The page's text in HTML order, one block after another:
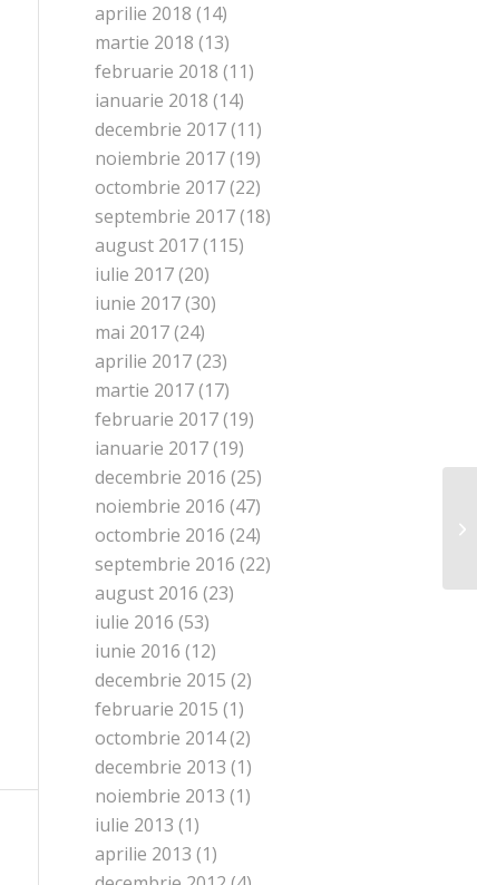
aprilie 2018 (14)
martie 2018 (13)
februarie 2018 (11)
ianuarie 2018 (14)
decembrie 2017(11)
noiembrie 2017(19)
octombrie 2017(22)
septembrie 2017(18)
august 2017(115)
iulie 2017(20)
iunie 2017(30)
mai 2017(24)
aprilie 2017(23)
martie 2017(17)
februarie 2017(19)
ianuarie 2017(19)
decembrie 2016 (25)
noiembrie 2016 (47)
octombrie 2016 (24)
septembrie 2016 (22)
august 2016 (23)
iulie 2016 (53)
iunie 2016 (12)
decembrie 2015 (2)
februarie 2015 (1)
octombrie 2014(2)
decembrie 2013 (1)
noiembrie 2013 (1)
iulie 2013 (1)
aprilie 2013 (1)